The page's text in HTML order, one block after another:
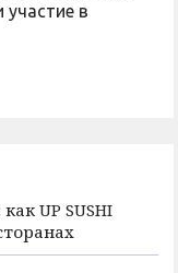
участие в
UP SUSHI